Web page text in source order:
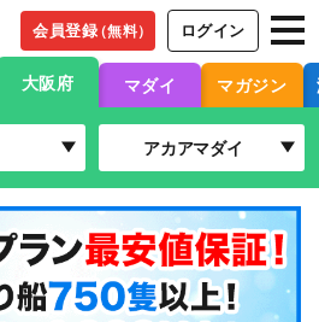
会員登録（無料） ログイン
大阪府 マダイ マガジン
アカアマダイ